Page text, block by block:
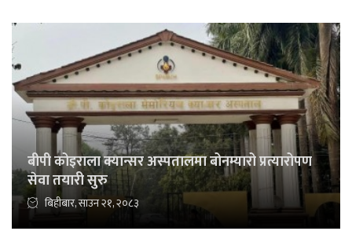
बीपी कोइराला क्यान्सर अस्पतालमा बोनम्यारो प्रत्यारोपण
सेवा तयारी सुरु
बिहीबार, साउन २१, २०८३